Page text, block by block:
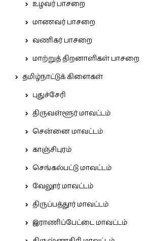
உழவர் பாசறை
மாணவர் பாசறை
வணிகர் பாசறை
மாற்றுத் திறனாளிகள் பாசறை
தமிழ்நாட்டுக் கிளைகள்
புதுச்சேரி
திருவள்ளூர் மாவட்டம்
சென்னை மாவட்டம்
காஞ்சிபுரம்
செங்கல்பட்டு மாவட்டம்
வேலூர் மாவட்டம்
திருப்பத்தூர் மாவட்டம்
இராணிப்பேட்டை மாவட்டம்